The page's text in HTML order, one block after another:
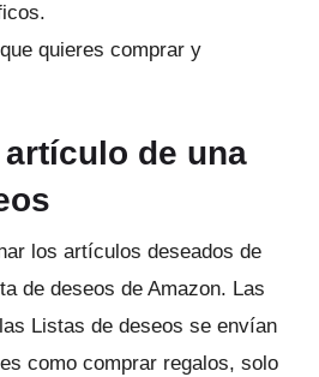
quieres comprar y
de una
los artículos deseados de
de deseos de Amazon. Las
Listas de deseos se envían
como comprar regalos, solo